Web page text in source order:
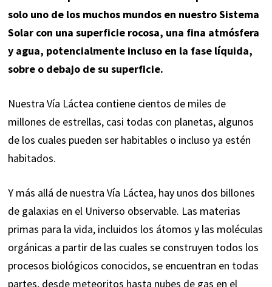
solo uno de los muchos mundos en nuestro Sistema
Solar con una superficie rocosa, una fina atmósfera
y agua, potencialmente incluso en la fase líquida,
sobre o debajo de su superficie.
Nuestra Vía Láctea contiene cientos de miles de
millones de estrellas, casi todas con planetas, algunos
de los cuales pueden ser habitables o incluso ya estén
habitados.
Y más allá de nuestra Vía Láctea, hay unos dos billones
de galaxias en el Universo observable. Las materias
primas para la vida, incluidos los átomos y las moléculas
orgánicas a partir de las cuales se construyen todos los
procesos biológicos conocidos, se encuentran en todas
partes, desde meteoritos hasta nubes de gas en el